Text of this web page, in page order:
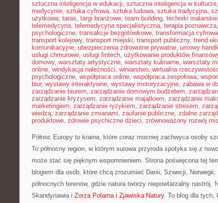
sztuczna inteligencja w edukacji, sztuczna inteligencja w kulturze
medycynie, sztuka cyfrowa, sztuka ludowa, sztuka tradycyjna,
użytkowa, taras, targi branżowe, team building, techniki malarskie
telemedycyna, telemedycyna specjalistyczna, terapia poznawcza
psychologiczne, transakcje bezgotówkowe, transformacja cyfrowa
transport kolejowy, transport miejski, transport publiczny, trend
komunikacyjne, ubezpieczenia zdrowotne prywatne, umowy
usługi chmurowe, usługi fintech, użytkowanie produktów
domowy, warsztaty artystyczne, warsztaty kulinarne, warsztaty
online, windykacja należności, winiarstwo, wirtualna
psychologiczne, współpraca online, współpraca zespołowa,
biur, wystawy interaktywne, wystawy motoryzacyjne, zabawa w
zarządzanie biurem, zarządzanie domowym budżetem,
zarządzanie kryzysem, zarządzanie majątkiem, zarządzanie
marketingiem, zarządzanie ryzykiem, zarządzanie stresem,
wiedzą, zarządzanie zmianami, zaufanie publiczne, zdalne
produktowe, zdrowie psychiczne dzieci, zrównoważony rozwój
Północ Europy to kraina, które coraz mocniej zachwyca osoby
To północny region, w którym surowa przyroda spotyka się z
może stać się pięknym wspomnieniem. Strona poświęcona tej
blogiem dla osób, które chcą zrozumieć Danii, Szwecji,
północnych terenów, gdzie natura tworzy niepowtarzalny nastrój.
Skandynawia i Zorza Polarna i Zjawiska Natury. To blog dla tych,